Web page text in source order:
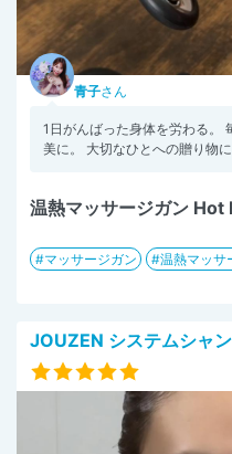
青子さん
1日がんばった身体を労わる。
美に。 大切なひとへの贈り物
温熱マッサージガン Hot
マッサージガン 温熱マッサ
JOUZEN システムシャ